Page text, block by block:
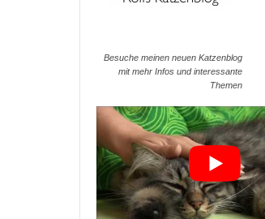
Besuche meinen neuen Katzenblog
mit mehr Infos und interessante
Themen